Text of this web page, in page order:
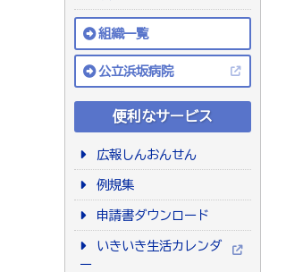
組織一覧
公立浜坂病院
便利なサービス
広報しんおんせん
例規集
申請書ダウンロード
いきいき生活カレンダ
ー